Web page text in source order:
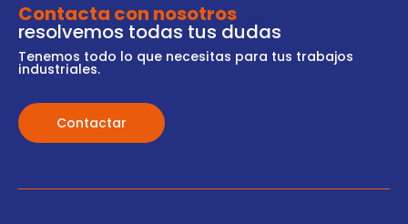
Contacta con nosotros
resolvemos todas tus dudas
Tenemos todo lo que necesitas para tus trabajos
industriales.
Contactar